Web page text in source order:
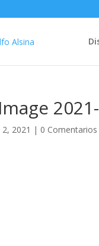
2, 2021 | 0 Comentarios